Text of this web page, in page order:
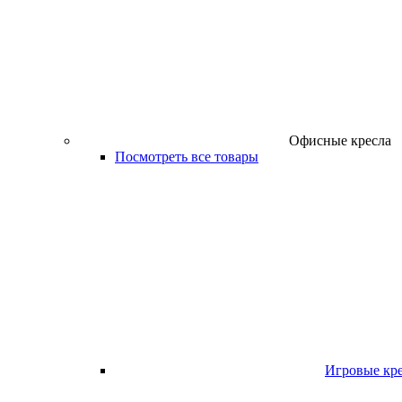
Офисные кресла
Посмотреть все товары
Игровые